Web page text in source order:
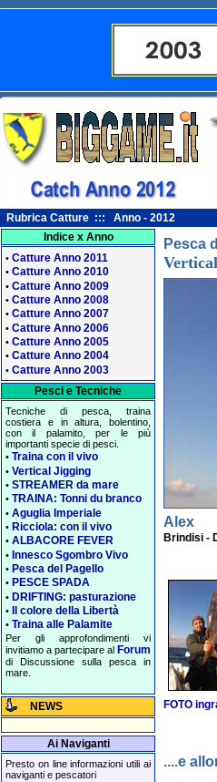
Rubrica Catture ::: Anno - 2012
Indice x Anno
• Catture Anno 2011
• Catture Anno 2010
• Catture Anno 2009
• Catture Anno 2008
• Catture Anno 2007
• Catture Anno 2006
• Catture Anno 2005
• Catture Anno 2004
• Catture Anno 2003
Pesci e Tecniche
Tecniche di pesca, traina
costiera e in altura, bolentino,
con il palamito, per le più
importanti specie di pesci.
• Traina con il vivo
• Vertical Jigging
• STREAMER da mare
• TRAINA: Tonni du branco
• Aguglia Imperiale
• Ricciola: con il vivo
• ALBACORE FEVER
• Innesco Sgombro Vivo
• Pesca del Pagello
• PESCE SPADA
• DRIFTING: pasturazione
• Il colore della Libertà
• Traina alle Palamite
Per gli approfondimenti vi
invitiamo a partecipare al Forum
di Discussione sulla pesca in
mare.
NEWS
Ai Naviganti
Presto on line informazioni utili ai
naviganti e pescatori
Pesca
Alex
Brindisi -
FOTO
....e